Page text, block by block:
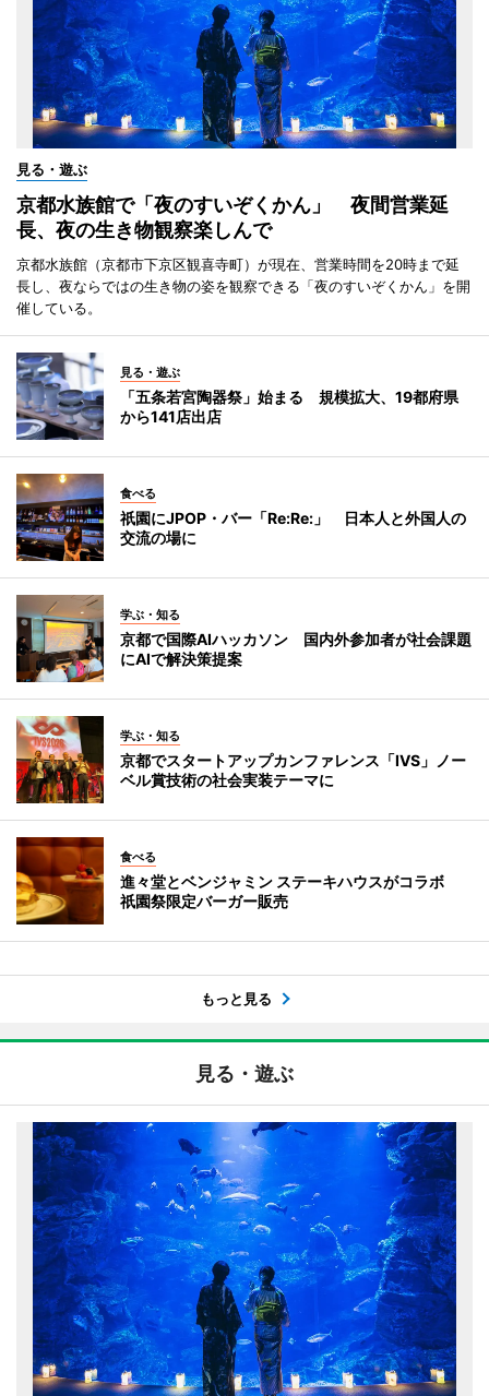
見る・遊ぶ
京都水族館で「夜のすいぞくかん」 夜間営業延
長、夜の生き物観察楽しんで
京都水族館（京都市下京区観喜寺町）が現在、営業時間を20時まで延
長し、夜ならではの生き物の姿を観察できる「夜のすいぞくかん」を開
催している。
見る・遊ぶ
「五条若宮陶器祭」始まる 規模拡大、19都府県
から141店出店
食べる
祇園にJPOP・バー「Re:Re:」 日本人と外国人の
交流の場に
学ぶ・知る
京都で国際AIハッカソン 国内外参加者が社会課題
にAIで解決策提案
学ぶ・知る
京都でスタートアップカンファレンス「IVS」ノー
ベル賞技術の社会実装テーマに
食べる
進々堂とベンジャミン ステーキハウスがコラボ
祇園祭限定バーガー販売
もっと見る
見る・遊ぶ